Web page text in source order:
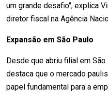
um grande desafio", explica
diretor fiscal na Agência
Expansão em São Paulo
Desde que abriu filial em
destaca que o mercado
papel fundamental para a